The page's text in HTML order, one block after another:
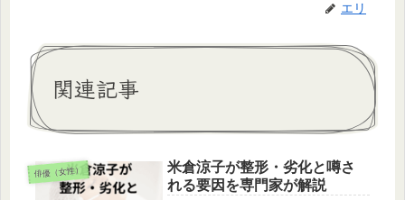
エリ
関連記事
俳優（女性）
米倉涼子が整形・劣化と噂さ
れる要因を専門家が解説